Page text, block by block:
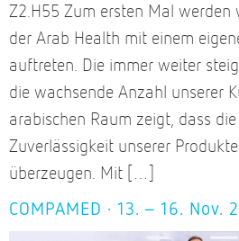
Z2.H55 Zum ersten Mal
der Arab Health mit einem
auftreten. Die immer weiter
die wachsende Anzahl unserer
arabischen Raum zeigt, dass
Zuverlässigkeit unserer
überzeugen. Mit […]
COMPAMED · 13. – 16. Nov.